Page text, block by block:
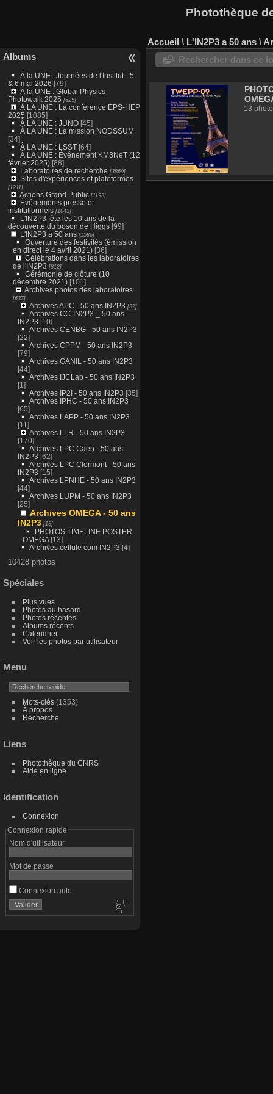
Photothèque
Albums
À la UNE : Journées de l'Institut - 5
& 6 mai 2026 [79]
À la UNE : Global Physics
Photowalk 2025 [625]
À LA UNE : La conférence EPS-HEP
2025 [1085]
À LA UNE : JUNO [45]
À LA UNE : La mission NODSSUM
[34]
À LA UNE : LSST[64]
À LA UNE : Événement KM3NeT (12
février 2025)[88]
Laboratoires de recherche [3869]
Sites d'expériences et plateformes
[1211]
Actions Grand Public[1193]
Événements presse et
institutionnels[1043]
L'IN2P3 fête les 10 ans de la
découverte du boson de Higgs[99]
L'IN2P3 a 50 ans[1586]
Ouverture des festivités (émission
en direct le 4 avril 2021)[36]
Célébrations dans les laboratoires
de l'IN2P3 [812]
Cérémonie de clôture (10
décembre 2021)[101]
Archives photos des laboratoires
[637]
Archives APC - 50 ans IN2P3 [37]
Archives CC-IN2P3 _ 50 ans
IN2P3 [10]
Archives CENBG - 50 ans IN2P3
[22]
Archives CPPM - 50 ans IN2P3
[79]
Archives GANIL - 50 ans IN2P3
[44]
Archives IJCLab - 50 ans IN2P3
[1]
Archives IP2I - 50 ans IN2P3 [35]
Archives IPHC - 50 ans IN2P3
[65]
Archives LAPP - 50 ans IN2P3
[11]
Archives LLR - 50 ans IN2P3
[170]
Archives LPC Caen - 50 ans
IN2P3 [62]
Archives LPC Clermont - 50 ans
IN2P3 [15]
Archives LPNHE - 50 ans IN2P3
[44]
Archives LUPM - 50 ans IN2P3
[25]
Archives OMEGA - 50 ans
IN2P3[13]
PHOTOS TIMELINE POSTER
OMEGA[13]
Archives cellule com IN2P3 [4]
10428 photos
Spéciales
Plus vues
Photos au hasard
Photos récentes
Albums récents
Calendrier
Voir les photos par utilisateur
Menu
Mots-clés(1353)
À propos
Recherche
Liens
Photothèque du CNRS
Aide en ligne
Identification
Connexion
Connexion rapide
Nom d'utilisateur
Mot de passe
Connexion auto
Accueil \ L'IN2P3 a 50 ans \
Rechercher dans ce
13